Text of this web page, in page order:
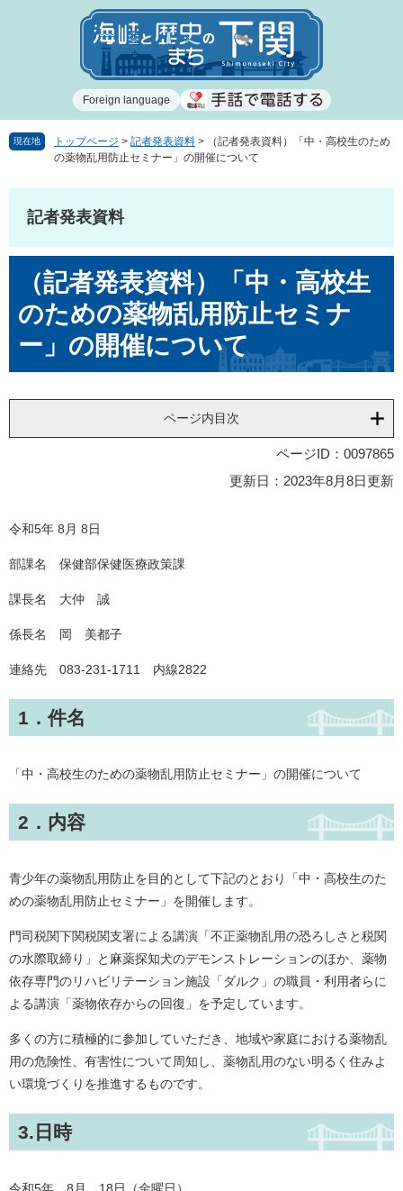
で
ば
Foreign language
現在地 トップページ > 記者発表資料 >
（記者発表資料）「中・高校生のため
の薬物乱用防止セミナー」の開催について
記者発表資料
（記者発表資料）「中・高校生
のための薬物乱用防止セミナ
ー」の開催について
ページ内目次
ページID：0097865
更新日：2023年8月8日更新
令和5年 8月 8日
部課名 保健部保健医療政策課
課長名 大仲 誠
係長名 岡 美都子
連絡先 083-231-1711 内線2822
1．件名
「中・高校生のための薬物乱用防止セミナー」の開催について
2．内容​
青少年の薬物乱用防止を目的として下記のとおり「中・高校生のた
めの薬物乱用防止セミナー」を開催します。
門司税関下関税関支署による講演「不正薬物乱用の恐ろしさと税関
の水際取締り」と麻薬探知犬のデモンストレーションのほか、薬物
依存専門のリハビリテーション施設「ダルク」の職員・利用者らに
よる講演「薬物依存からの回復」を予定しています。
多くの方に積極的に参加していただき、地域や家庭における薬物乱
用の危険性、有害性について周知し、薬物乱用のない明るく住みよ
い環境づくりを推進するものです。
3.日時